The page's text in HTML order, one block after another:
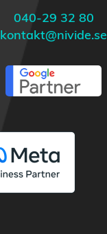
040-29 32 80
kontakt@nivide.se